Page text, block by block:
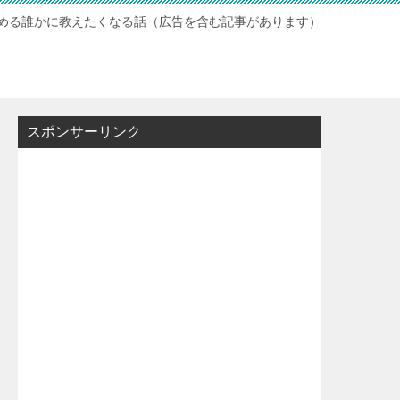
る誰かに教えたくなる話（広告を含む記事があります）
スポンサーリンク